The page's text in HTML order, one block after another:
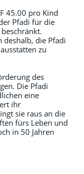
45.00 pro Kind
Pfadi für die
deshalb, die Pfadi
zu
des
Die Pfadi
eine
ihr
sie raus an die
fürs Leben und
in 50 Jahren